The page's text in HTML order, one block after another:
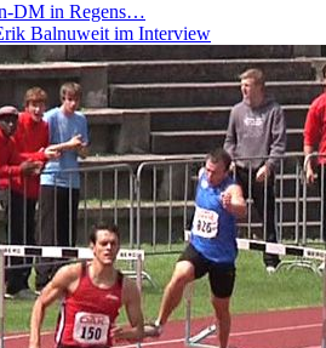
DM in Regens…
Balnuweit im Interview